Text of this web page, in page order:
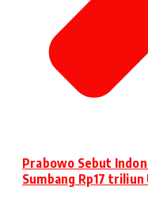
Prabowo Sebut
Sumbang Rp17 triliun